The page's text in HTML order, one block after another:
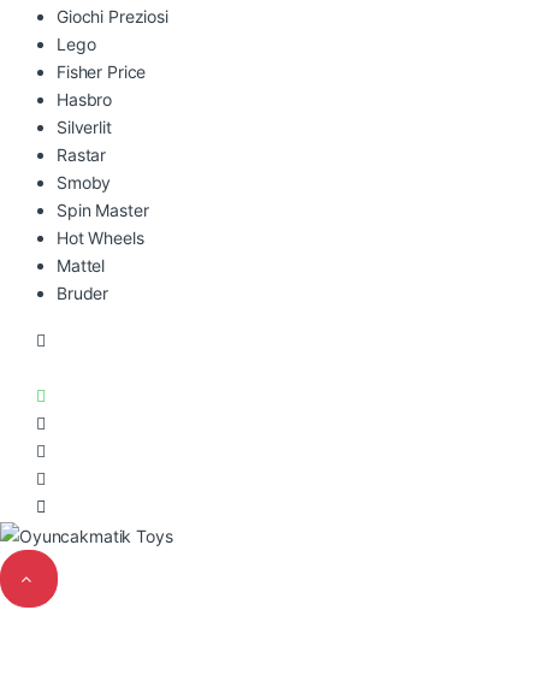
Giochi Preziosi
Lego
Fisher Price
Hasbro
Silverlit
Rastar
Smoby
Spin Master
Hot Wheels
Mattel
Bruder